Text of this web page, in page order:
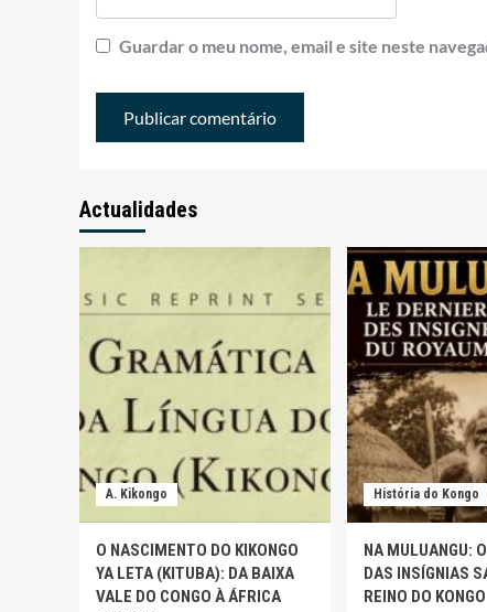
Guardar o meu nome, email e site neste
Actualidades
A. Kikongo
O NASCIMENTO DO KIKONGO
YA LETA (KITUBA): DA BAIXA
VALE DO CONGO À ÁFRICA
História do Kongo
NA MULUANGU:
DAS INSÍGNIAS
REINO DO KONGO